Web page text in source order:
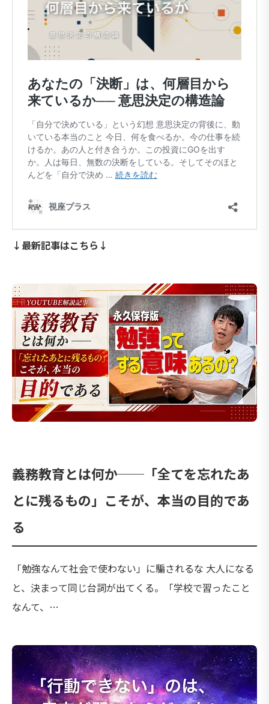
↓最新記事はこちら↓
義務教育とは何か──「全てを忘れたあ
とに残るもの」こそが、本当の目的であ
る
「勉強なんて社会で使わない」に騙されるな 大人になる
と、決まって同じ台詞が出てくる。「学校で習ったこと
なんて、…